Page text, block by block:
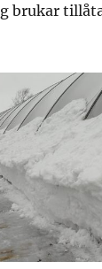
brukar